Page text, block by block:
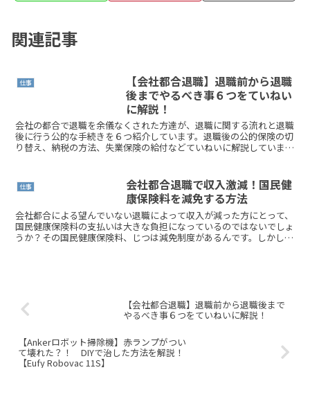
関連記事
仕事
【会社都合退職】退職前から退職
後までやるべき事６つをていねい
に解説！
会社の都合で退職を余儀なくされた方達が、退職に関する流れと退職
後に行う公的な手続きを６つ紹介しています。退職後の公的保険の切
り替え、納税の方法、失業保険の給付などていねいに解説していま
仕事
会社都合退職で収入激減！国民健
康保険料を減免する方法
会社都合による望んでいない退職によって収入が減った方にとって、
国民健康保険料の支払いは大きな負担になっているのではないでしょ
うか？その国民健康保険料、じつは減免制度があるんです。しかし、
【会社都合退職】退職前から退職後まで
やるべき事６つをていねいに解説！
【Ankerロボット掃除機】赤ランプがつい
て壊れた？！ DIYで治した方法を解説！
【Eufy Robovac 11S】